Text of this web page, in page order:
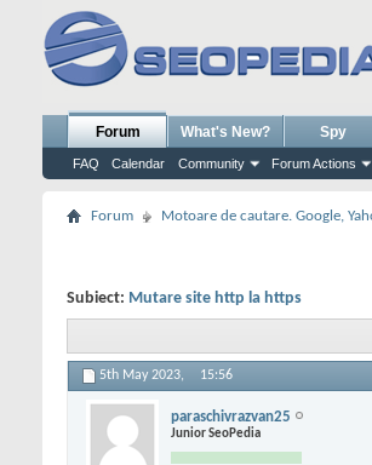
Forum
FAQ Calendar Community Forum Actions
What's New? Spy
Forum Motoare de cautare. Google,
Subiect: Mutare site http la https
5th May 2023, 15:56
paraschivrazvan25
Junior SeoPedia